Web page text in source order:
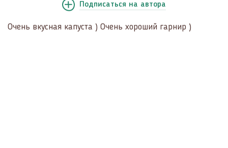
Подписаться на автора
Очень вкусная капуста ) Очень хороший гарнир )